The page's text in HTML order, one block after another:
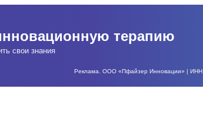
терапию
свои знания
Реклама. ООО «Пфайзер Инновации» | ИНН